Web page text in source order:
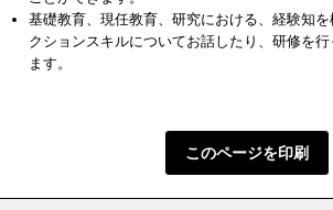
基礎教育、現任教育、研究における、経験知
クションスキルについてお話したり、研修を
ます。
このページを印刷